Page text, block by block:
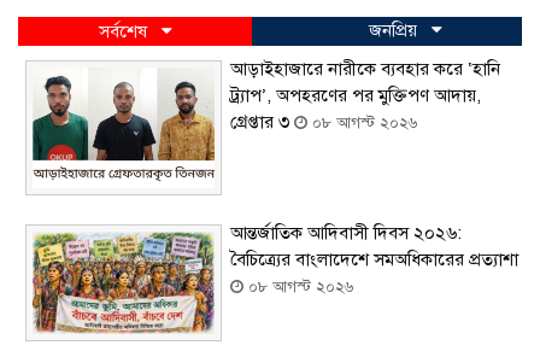
সর্বশেষ
জনপ্রিয়
আড়াইহাজারে নারীকে ব্যবহার করে ‘হানি
ট্র্যাপ’, অপহরণের পর মুক্তিপণ আদায়,
গ্রেপ্তার ৩
০৮ আগস্ট ২০২৬
আন্তর্জাতিক আদিবাসী দিবস ২০২৬:
বৈচিত্র্যের বাংলাদেশে সমঅধিকারের প্রত্যাশা
০৮ আগস্ট ২০২৬